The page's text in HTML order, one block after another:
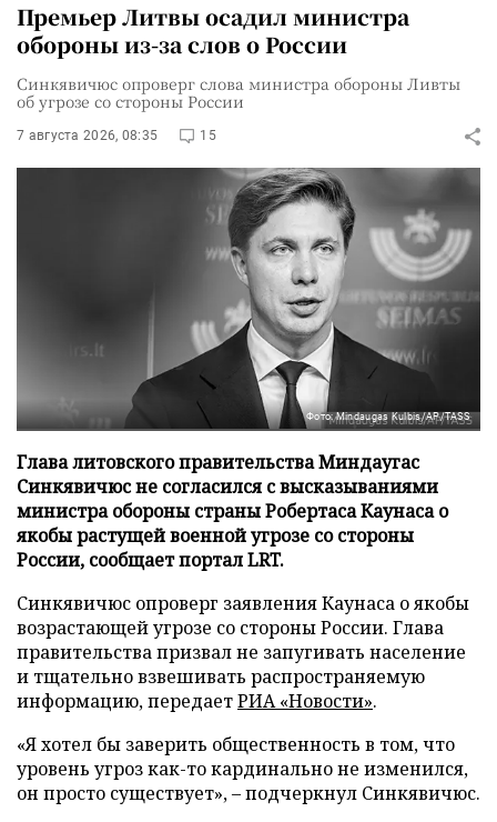
Премьер Литвы осадил министра
обороны из-за слов о России
Синкявичюс опроверг слова министра обороны Ливты
об угрозе со стороны России
7 августа 2026, 08:35 15
Фото: Mindaugas Kulbis/AP/TASS
Глава литовского правительства Миндаугас
Синкявичюс не согласился с высказываниями
министра обороны страны Робертаса Каунаса о
якобы растущей военной угрозе со стороны
России, сообщает портал LRT.
Синкявичюс опроверг заявления Каунаса о якобы
возрастающей угрозе со стороны России. Глава
правительства призвал не запугивать население
и тщательно взвешивать распространяемую
информацию, передаетРИА «Новости».
«Я хотел бы заверить общественность в том, что
уровень угроз как-то кардинально не изменился,
он просто существует», – подчеркнул Синкявичюс.